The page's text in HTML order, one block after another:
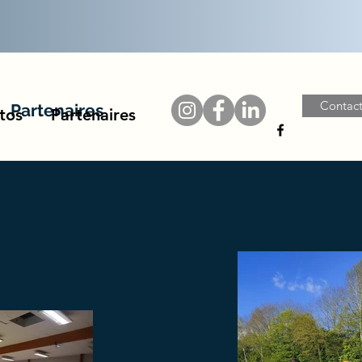
Partenaires Contact
Partenaires